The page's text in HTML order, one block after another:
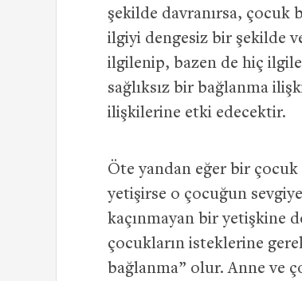
şekilde davranırsa, çocuk
ilgiyi dengesiz bir şekilde
ilgilenip, bazen de hiç
sağlıksız bir bağlanma
ilişkilerine etki edecektir.
Öte yandan eğer bir
yetişirse o çocuğun
kaçınmayan bir yetişkine
çocukların isteklerine
bağlanma” olur. Anne ve